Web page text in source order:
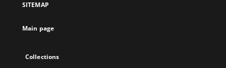
SITEMAP
Main page
Collections